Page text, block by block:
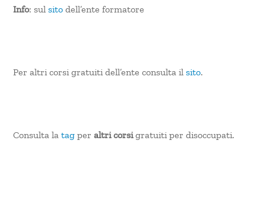
Info: sulsito dell’ente formatore
Per altri corsi gratuiti dell’ente consulta ilsito.
Consulta latag peraltri corsigratuiti per disoccupati.